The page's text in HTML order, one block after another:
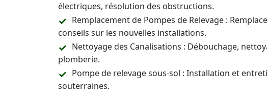
électriques, résolution des obstructions.
Remplacement de Pompes de Relevage :
conseils sur les nouvelles installations.
Nettoyage des Canalisations : Débouchage,
plomberie.
Pompe de relevage sous-sol : Installation et
souterraines.